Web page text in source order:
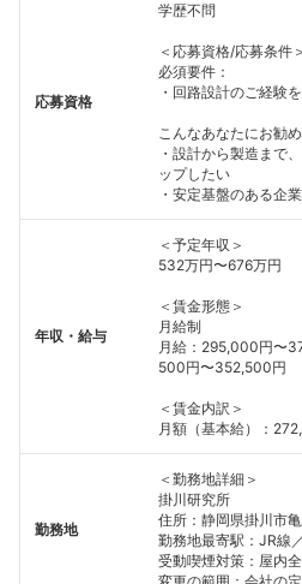
応募資格
学歴不問
＜応募資格/応募条件＞
必須要件：
・回路設計のご経験
こんなあなたにお勧め
・設計から製造まで
ップしたい
・安定基盤のある企
年収・給与
＜予定年収＞
532万円〜676万円
＜賃金形態＞
月給制
月給：295,000円〜
500円〜352,500円
＜賃金内訳＞
月額（基本給）：
勤務地
＜勤務地詳細＞
掛川研究所
住所：静岡県掛川市
勤務地最寄駅：JR線
受動喫煙対策：屋内